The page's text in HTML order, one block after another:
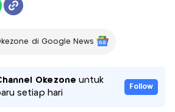
di Google News
Okezone untuk
setiap hari
Follow